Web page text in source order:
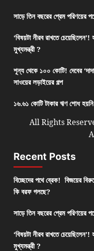
সাড়ে তিন বছরের প্রেম
‘বিষয়টা নীরব রাখতে
মুখ্যমন্ত্রী ?
শূন্য থেকে ১০০ কোটি! দেবের
সাওয়ের লড়াইয়ের গল্প
১৬.৬১ কোটি টাকার ঋণ শোধ
All Rights
Recent Posts
বিচ্ছেদের পথে ব্রেক! বিজয়ের
কি বরফ গলছে?
সাড়ে তিন বছরের প্রেম
‘বিষয়টা নীরব রাখতে
মুখ্যমন্ত্রী ?